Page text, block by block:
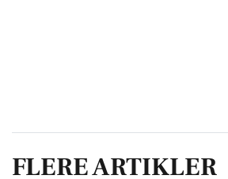
FLERE ARTIKLER